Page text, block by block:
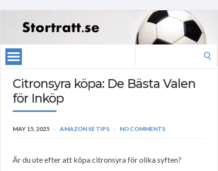
Citronsyra köpa: De Bästa Valen
för Inköp
MAY 15, 2025 AMAZON SE TIPS NO COMMENTS
Är du ute efter att köpa citronsyra för olika syften?